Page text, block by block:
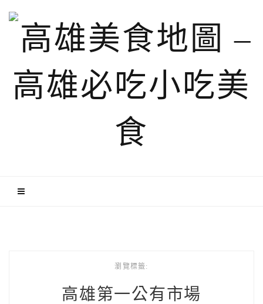
瀏覽標籤:
高雄第一公有市場